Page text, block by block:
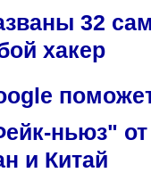
32
хакер
ньюз" от
и Китай